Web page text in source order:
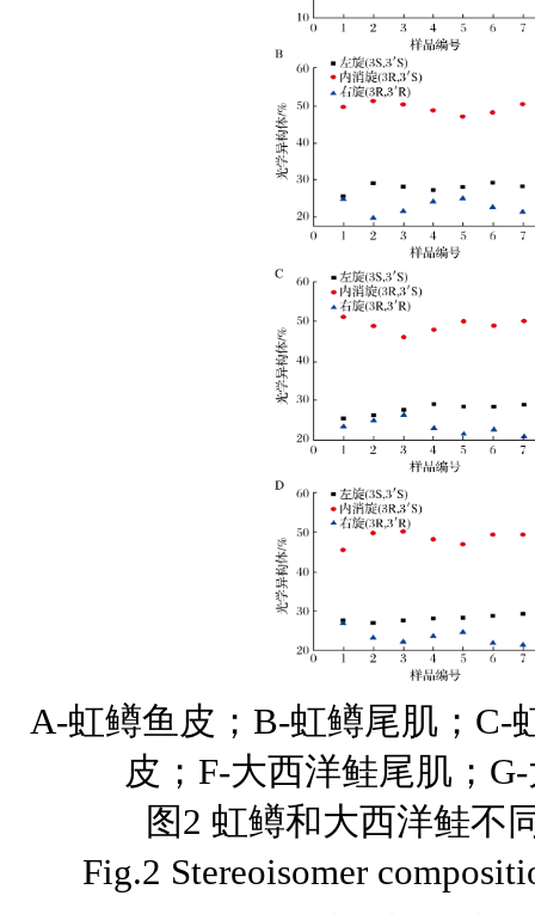
A-虹鳟鱼皮；B-虹鳟尾肌；C-
皮；F-大西洋鲑尾肌；
图2 虹鳟和大西洋鲑不
Fig.2 Stereoisomer